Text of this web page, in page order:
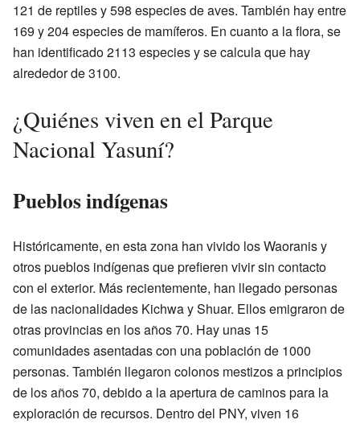
121 de reptiles y 598 especies de aves. También hay entre
169 y 204 especies de mamíferos. En cuanto a la flora, se
han identificado 2113 especies y se calcula que hay
alrededor de 3100.
¿Quiénes viven en el Parque
Nacional Yasuní?
Pueblos indígenas
Históricamente, en esta zona han vivido los Waoranis y
otros pueblos indígenas que prefieren vivir sin contacto
con el exterior. Más recientemente, han llegado personas
de las nacionalidades Kichwa y Shuar. Ellos emigraron de
otras provincias en los años 70. Hay unas 15
comunidades asentadas con una población de 1000
personas. También llegaron colonos mestizos a principios
de los años 70, debido a la apertura de caminos para la
exploración de recursos. Dentro del PNY, viven 16